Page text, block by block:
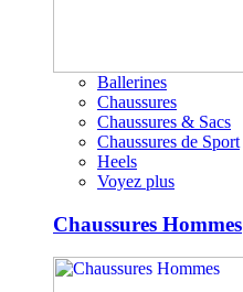
Ballerines
Chaussures
Chaussures & Sacs
Chaussures de Sport
Heels
Voyez plus
Chaussures Hommes